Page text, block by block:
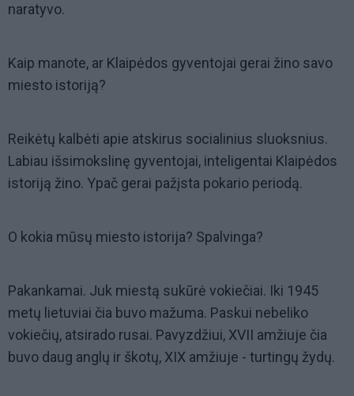
naratyvo.
Kaip manote, ar Klaipėdos gyventojai gerai žino savo
miesto istoriją?
Reikėtų kalbėti apie atskirus socialinius sluoksnius.
Labiau išsimokslinę gyventojai, inteligentai Klaipėdos
istoriją žino. Ypač gerai pažįsta pokario periodą.
O kokia mūsų miesto istorija? Spalvinga?
Pakankamai. Juk miestą sukūrė vokiečiai. Iki 1945
metų lietuviai čia buvo mažuma. Paskui nebeliko
vokiečių, atsirado rusai. Pavyzdžiui, XVII amžiuje čia
buvo daug anglų ir škotų, XIX amžiuje - turtingų žydų.